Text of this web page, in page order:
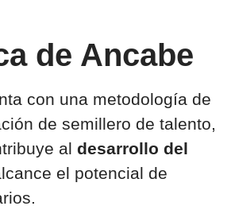
de Ancabe
con una metodología de
de semillero de talento,
al desarrollo del
el potencial de